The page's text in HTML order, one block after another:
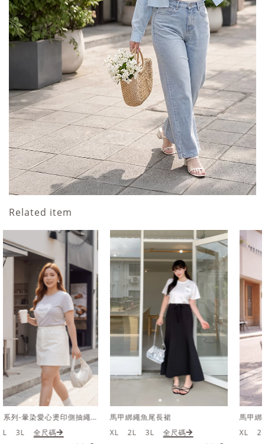
Related item
馬甲綁繩魚尾長裙
XL
2L 3L
全尺碼
馬甲綁繩魚尾長裙
XL
2L 3L
全尺碼